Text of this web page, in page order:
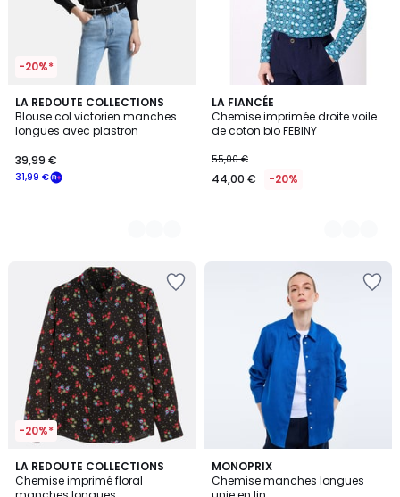
-20%*
LA REDOUTE COLLECTIONS
Blouse col victorien manches
longues avec plastron
31,99 €
39,99 €
2
Couleurs
LA FIANCÉE
Chemise imprimée droite voile
de coton bio FEBINY
55,00 €
44,00 € -20%
4
Couleurs
-20%*
LA REDOUTE COLLECTIONS
Chemise imprimé floral
MONOPRIX
Chemise manches longues
3
/
5
2
Couleurs